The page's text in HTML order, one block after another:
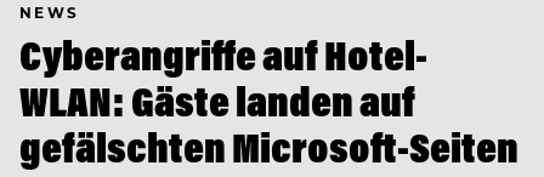
NEWS
Cyberangriffe auf Hotel-
WLAN: Gäste landen auf
gefälschten Microsoft-Seiten